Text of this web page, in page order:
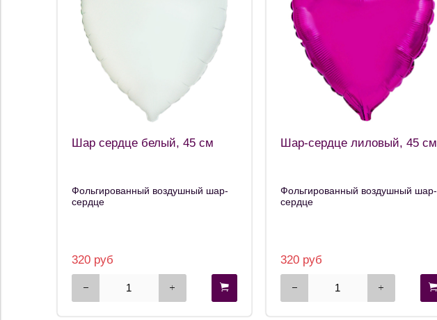
Шар сердце белый, 45 см
Фольгированный воздушный шар-
сердце
320 руб
Шар-сердце лиловый, 45 см
Фольгированный воздушный шар-
сердце
320 руб